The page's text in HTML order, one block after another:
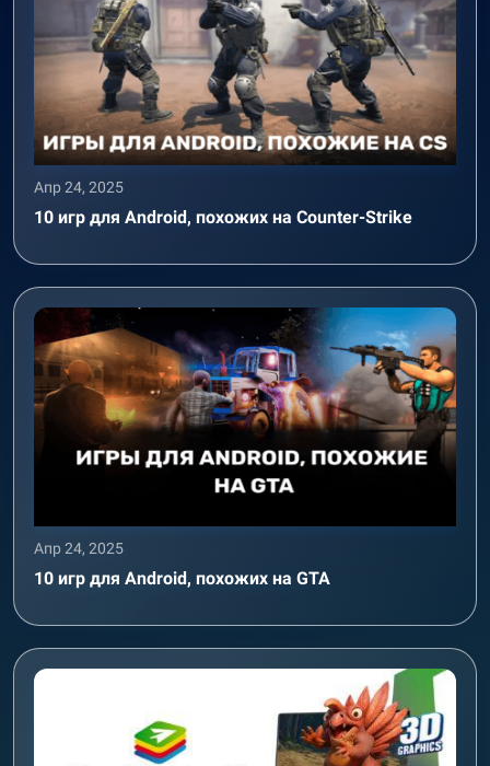
Апр 24, 2025
10 игр для Android, похожих на Counter-Strike
Апр 24, 2025
10 игр для Android, похожих на GTA